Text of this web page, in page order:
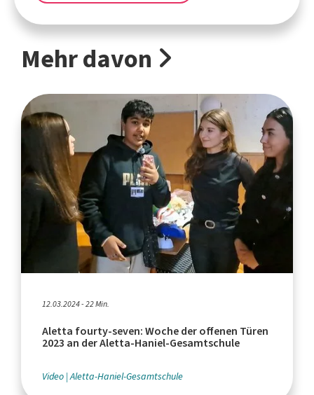
Mehr davon
12.03.2024 - 22 Min.
Aletta fourty-seven: Woche der offenen Türen
2023 an der Aletta-Haniel-Gesamtschule
Video Aletta-Haniel-Gesamtschule